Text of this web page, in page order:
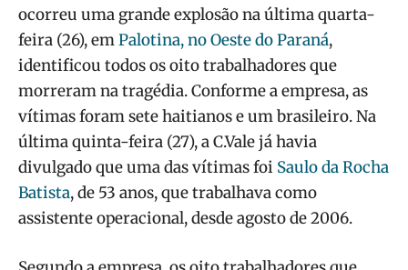
ocorreu uma grande explosão na última quarta-
feira (26), emPalotina, no Oeste do Paraná,
identificou todos os oito trabalhadores que
morreram na tragédia. Conforme a empresa, as
vítimas foram sete haitianos e um brasileiro. Na
última quinta-feira (27), a C.Vale já havia
divulgado que uma das vítimas foi Saulo da Rocha
Batista, de 53 anos, que trabalhava como
assistente operacional, desde agosto de 2006.